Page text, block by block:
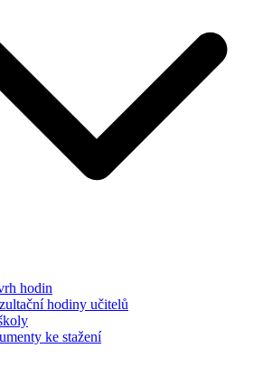
hodin
hodiny učitelů
ke stažení